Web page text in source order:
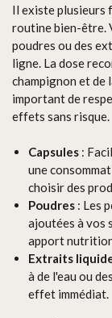
Il existe plusieurs
routine bien-être.
poudres ou des
ligne. La dose
champignon et de
important de
effets sans risque.
Capsules :
une
choisir des
Poudres : Les
ajoutées à vos
apport
Extraits
à de l'eau ou
effet immédiat.